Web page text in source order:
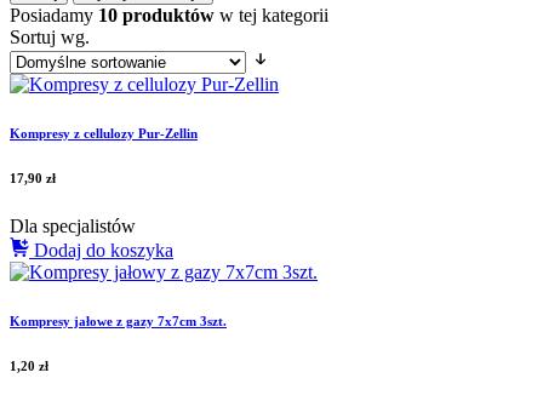
Posiadamy 10 produktów w tej kategorii
Sortuj wg.
Kompresy z cellulozy Pur-Zellin
17,90 zł
Dla specjalistów
Dodaj do koszyka
Kompresy jałowe z gazy 7x7cm 3szt.
1,20 zł